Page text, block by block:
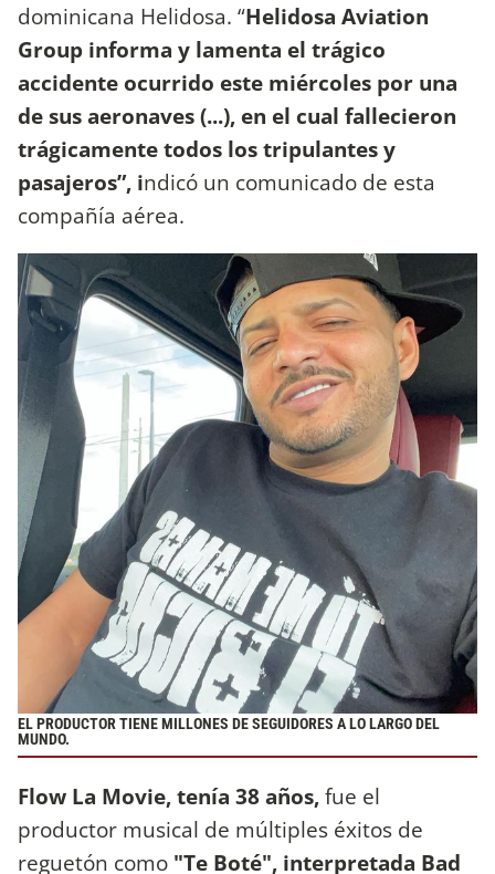
dominicana Helidosa. “Helidosa Aviation
Group informa y lamenta el trágico
accidente ocurrido este miércoles por una
de sus aeronaves (...), en el cual fallecieron
trágicamente todos los tripulantes y
pasajeros”, indicó un comunicado de esta
compañía aérea.
EL PRODUCTOR TIENE MILLONES DE SEGUIDORES A LO LARGO DEL
MUNDO.
Flow La Movie, tenía 38 años,fue el
productor musical de múltiples éxitos de
reguetón como "Te Boté", interpretada Bad